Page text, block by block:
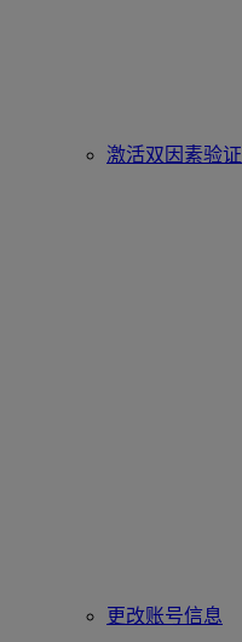
激活双因素验证
更改账号信息